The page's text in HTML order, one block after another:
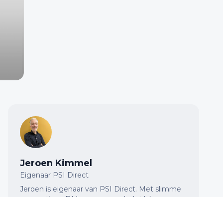
Jeroen Kimmel
Eigenaar PSI Direct
Jeroen is eigenaar van PSI Direct. Met slimme